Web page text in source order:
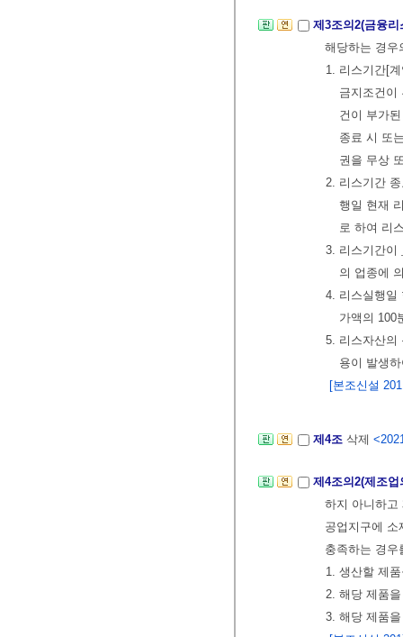
제3조의2(금융
해당하는 경우
1. 리스기간[
금지조건이
건이 부가
종료 시 또
권을 무상
2. 리스기간
행일 현재
로 하여 리
3. 리스기간이
의 업종에
4. 리스실행일
가액의 100
5. 리스자산의
용이 발생
[본조신설
제4조 삭제
제4조의2(제조
하지 아니하
공업지구에
충족하는 경
1. 생산할 제
2. 해당 제품
3. 해당 제품